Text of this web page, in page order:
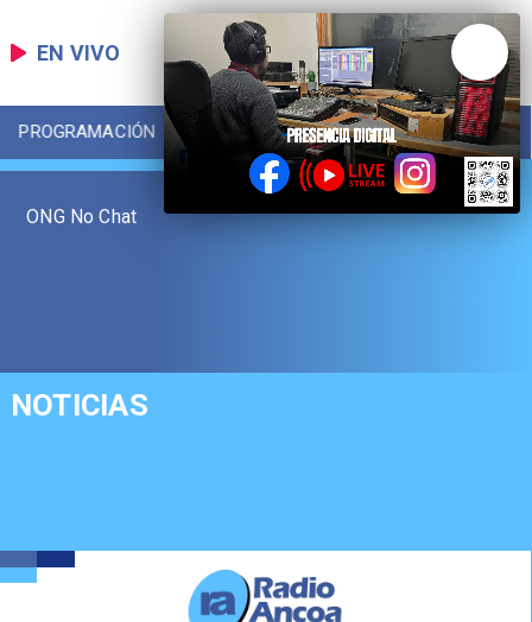
EN VIVO
PROGRAMACIÓN LOCAL DEPORTES
ONG No Chat
NOTICIAS